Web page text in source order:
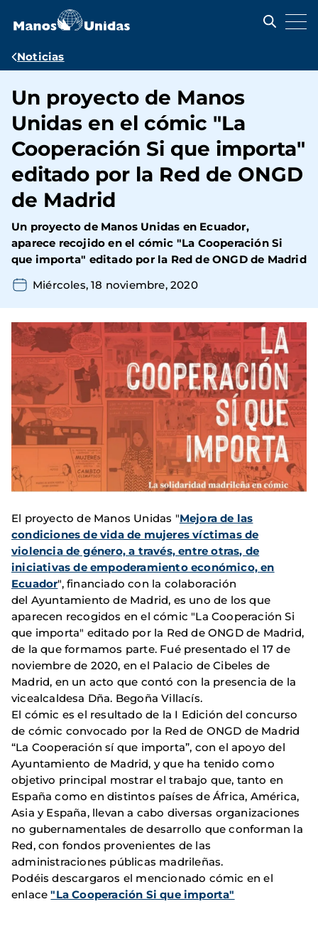
contenido
Ruta
navegación
Noticias
Un proyecto de Manos
Unidas en el cómic "La
Cooperación Si que importa"
editado por la Red de ONGD
de Madrid
Un proyecto de Manos Unidas en Ecuador,
aparece recojido en el cómic "La Cooperación Si
que importa" editado por la Red de ONGD de Madrid
Miércoles, 18 noviembre, 2020
El proyecto de Manos Unidas "Mejora de las
condiciones de vida de mujeres víctimas de
violencia de género, a través, entre otras, de
iniciativas de empoderamiento económico, en
Ecuador", financiado con la colaboración
del Ayuntamiento de Madrid, es uno de los que
aparecen recogidos en el cómic "La Cooperación Si
que importa" editado por la Red de ONGD de Madrid,
de la que formamos parte. Fué presentado el 17 de
noviembre de 2020, en el Palacio de Cibeles de
Madrid, en un acto que contó con la presencia de la
vicealcaldesa Dña. Begoña Villacís.
El cómic es el resultado de la I Edición del concurso
de cómic convocado por la Red de ONGD de Madrid
“La Cooperación sí que importa”, con el apoyo del
Ayuntamiento de Madrid, y que ha tenido como
objetivo principal mostrar el trabajo que, tanto en
España como en distintos países de África, América,
Asia y España, llevan a cabo diversas organizaciones
no gubernamentales de desarrollo que conforman la
Red, con fondos provenientes de las
administraciones públicas madrileñas.
Podéis descargaros el mencionado cómic en el
enlace"La Cooperación Si que importa"